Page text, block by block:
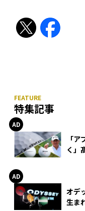
特集記事
「
く」
オデ
生ま